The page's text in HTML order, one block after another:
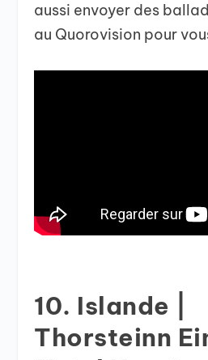
aussi envoyer des
au Quorovision pour
10. Islande |
Thorsteinn